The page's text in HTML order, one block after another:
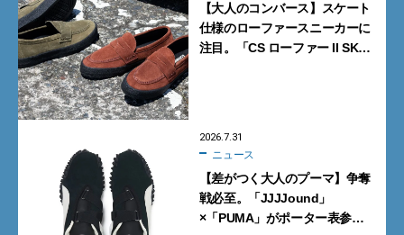
【大人のコンバース】スケート
仕様のローファースニーカーに
注目。「CS ローファー II SK」
2026.7.31
ニュース
【差がつく大人のプーマ】争奪
戦必至。「JJJJound」
×「PUMA」がポーター表参道